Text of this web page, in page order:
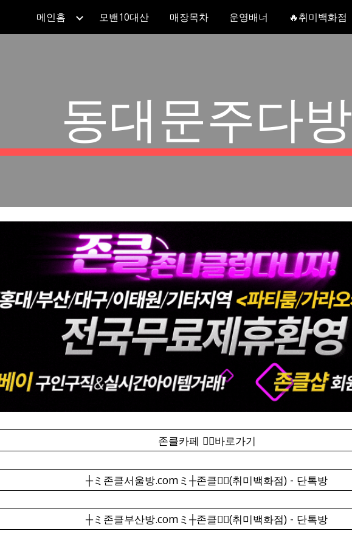
Skip to main content Skip to navigation
메인홈 모밴10대산 매장목차 운영배너 🔥취미백화점
동대문주다방
존클카페 ❤️‍🔥바로가기
┼ミ존클서울방.comミ┼존클❤️‍🔥(취미백화점) - 단톡방
┼ミ존클부산방.comミ┼존클❤️‍🔥(취미백화점) - 단톡방